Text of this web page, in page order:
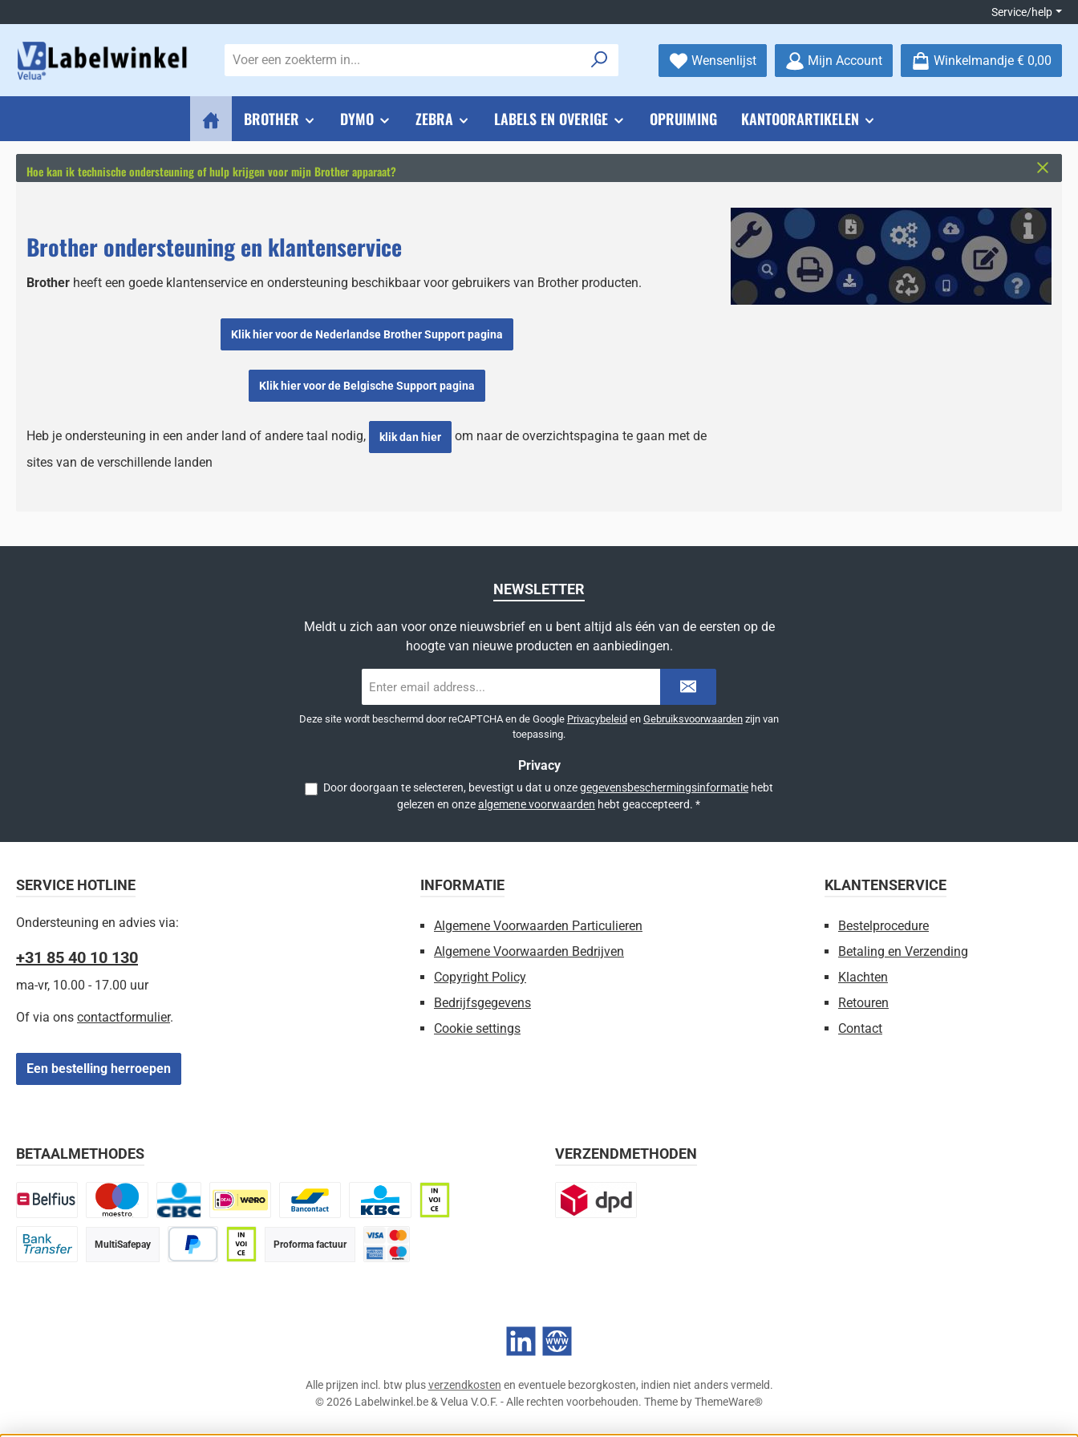
Service/help
WensenlijstJe hebt 0 items op je verlanglijstje
Mijn Account Winkelmandje € 0,00
BROTHER DYMO ZEBRA LABELS EN OVERIGE OPRUIMING KANTOORARTIKELEN
Hoe kan ik technische ondersteuning of hulp krijgen voor mijn Brother apparaat?
Brother ondersteuning en klantenservice
Brother heeft een goede klantenservice en ondersteuning beschikbaar voor gebruikers van Brother producten.
Klik hier voor de Nederlandse Brother Support pagina
Klik hier voor de Belgische Support pagina
Heb je ondersteuning in een ander land of andere taal nodig, klik dan hier
om naar de overzichtspagina te gaan met de
sites van de verschillende landen
NEWSLETTER
Meldt u zich aan voor onze nieuwsbrief en u bent altijd als één van de eersten op de
hoogte van nieuwe producten en aanbiedingen.
mailadres
Deze site wordt beschermd door reCAPTCHA en de Google Privacybeleid en Gebruiksvoorwaarden zijn van
toepassing.
Privacy
Door doorgaan te selecteren, bevestigt u dat u onzegegevensbeschermingsinformatie hebt
gelezen en onzealgemene voorwaarden hebt geaccepteerd. *
SERVICE HOTLINE
Ondersteuning en advies via:
+31 85 40 10 130
ma-vr, 10.00 - 17.00 uur
Of via ons contactformulier.
Een bestelling herroepen
INFORMATIE
Algemene Voorwaarden Particulieren
Algemene Voorwaarden Bedrijven
Copyright Policy
Bedrijfsgegevens
Cookie settings
KLANTENSERVICE
Bestelprocedure
Betaling en Verzending
Klachten
Retouren
Contact
BETAALMETHODES
iDEAL | Wero
MultiSafepay Proforma factuur
CBC
VERZENDMETHODEN
LinkedIn Website
Alle prijzen incl. btw plusverzendkosten en eventuele bezorgkosten, indien niet anders vermeld.
© 2026 Labelwinkel.be & Velua V.O.F. - Alle rechten voorbehouden. Theme byThemeWare®